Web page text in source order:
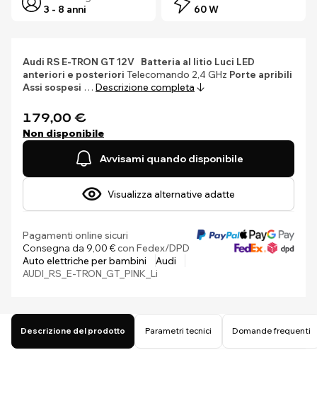
3 - 8 anni
60 W
Audi RS E-TRON GT 12V Batteria al litio Luci LED
anteriori e posteriori Telecomando 2,4 GHz Porte apribili
Assi sospesi … Descrizione completa
179,00 €
Non disponibile
Avvisami quando disponibile
Visualizza alternative adatte
Pagamenti online sicuri
Consegna da 9,00 €con Fedex/DPD
Auto elettriche per bambini
Audi
AUDI_RS_E-TRON_GT_PINK_Li
Descrizione del prodotto Parametri tecnici Domande frequenti